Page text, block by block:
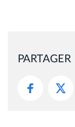
PARTAGER